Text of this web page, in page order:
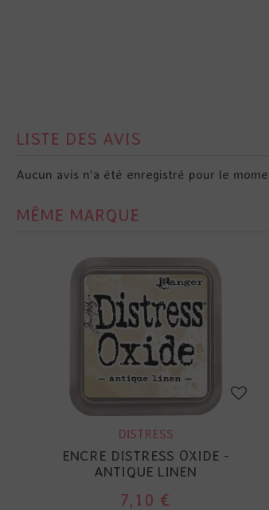
LISTE DES AVIS
Aucun avis n'a été enregistré pour le
MÊME MARQUE
DISTRESS
ENCRE DISTRESS OXIDE -
ANTIQUE LINEN
7,10 €